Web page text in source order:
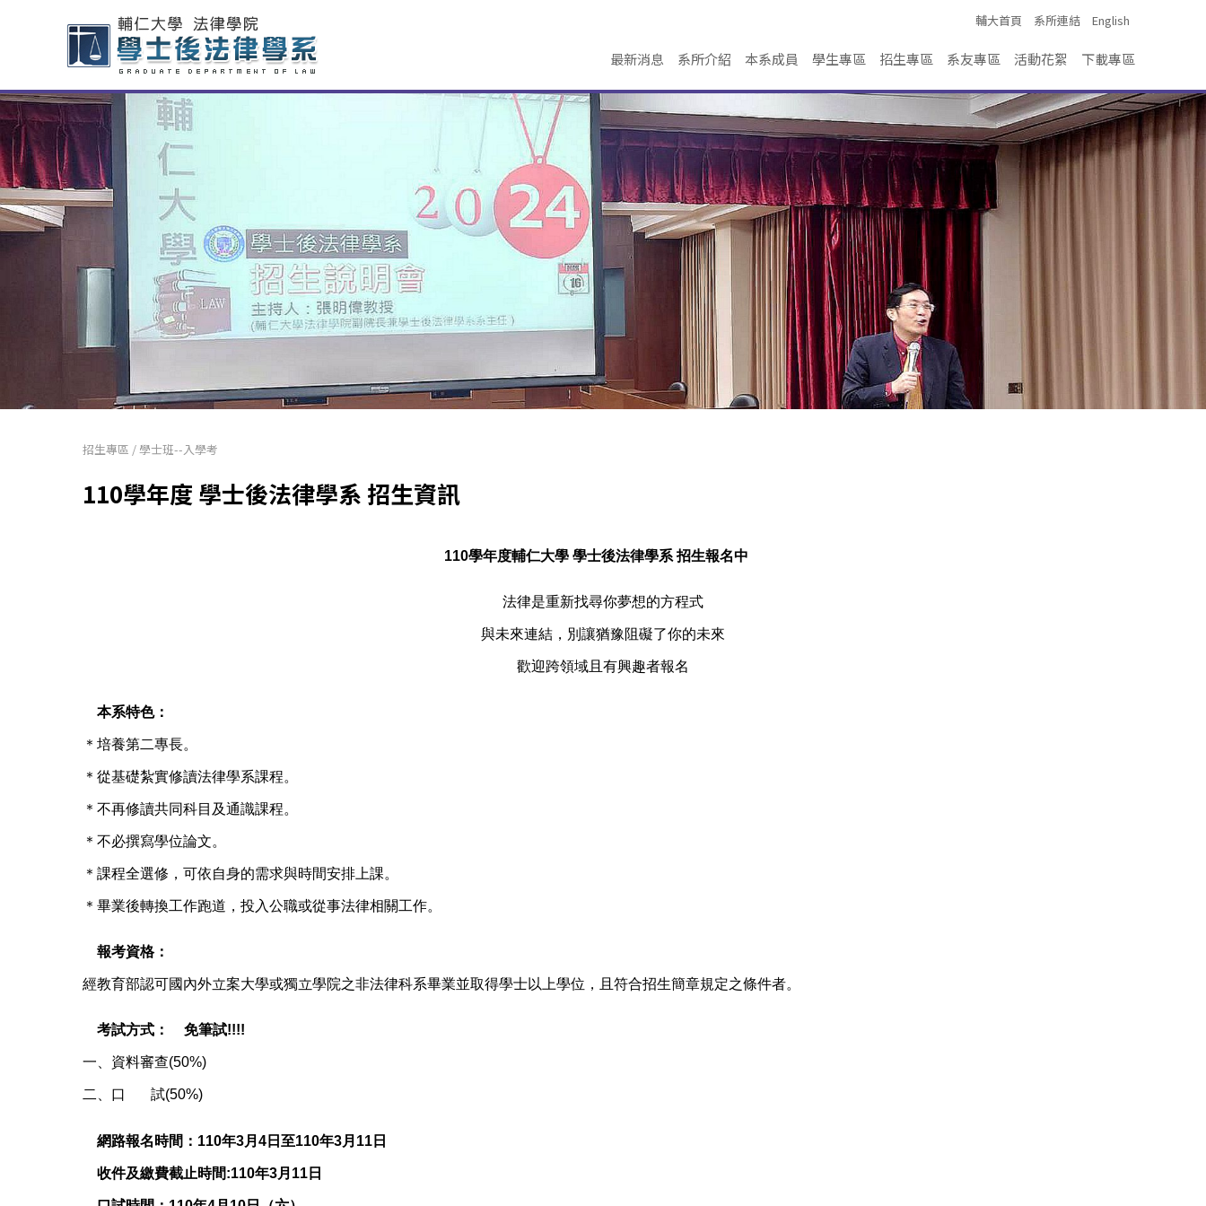
輔大首頁 系所連結 English
最新消息 系所介紹 本系成員 學生專區 招生專區 系友專區 活動花絮 下載專區
招生專區 /學士班--入學考
110學年度 學士後法律學系 招生資訊
110學年度輔仁大學 學士後法律學系 招生報名中
法律是重新找尋你夢想的方程式
與未來連結，別讓猶豫阻礙了你的未來
歡迎跨領域且有興趣者報名
本系特色：
＊培養第二專長。
＊從基礎紮實修讀法律學系課程。
＊不再修讀共同科目及通識課程。
＊不必撰寫學位論文。
＊課程全選修，可依自身的需求與時間安排上課。
＊畢業後轉換工作跑道，投入公職或從事法律相關工作。
報考資格：
經教育部認可國內外立案大學或獨立學院之非法律科系畢業並取得學士以上學位，且符合招生簡章規定之條件者。
考試方式： 免筆試!!!!
一、資料審查(50%)
二、口 試(50%)
網路報名時間：110年3月4日至110年3月11日
收件及繳費截止時間:110年3月11日